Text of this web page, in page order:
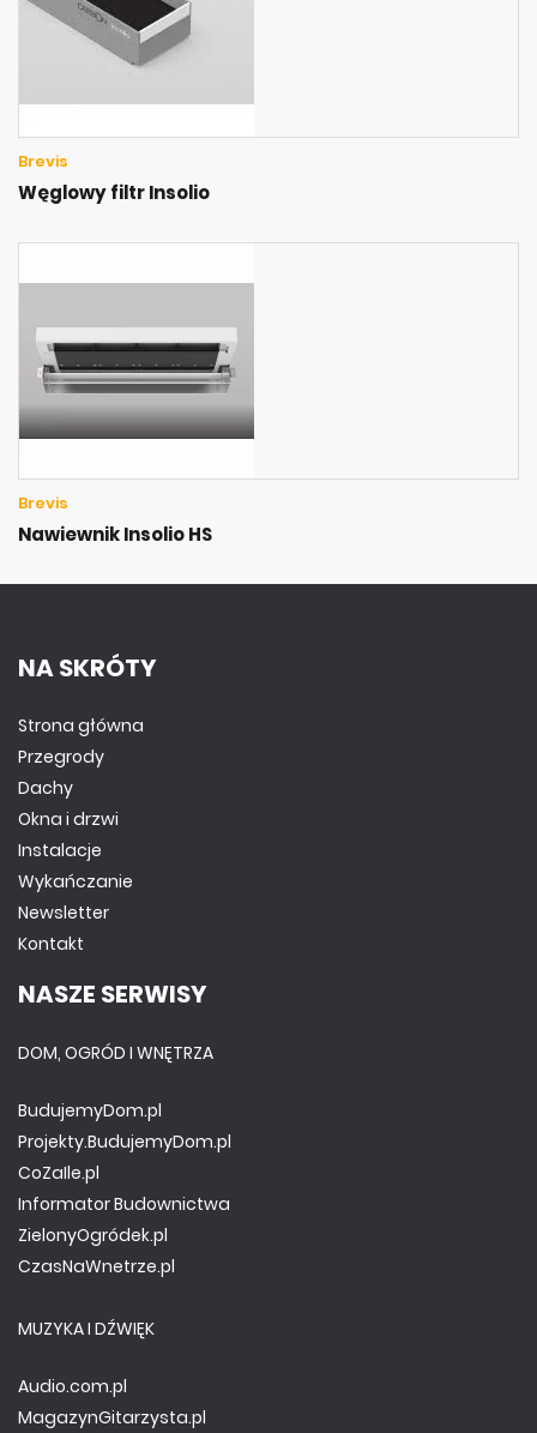
Brevis
Węglowy filtr Insolio
Brevis
Nawiewnik Insolio HS
NA SKRÓTY
Strona główna
Przegrody
Dachy
Okna i drzwi
Instalacje
Wykańczanie
Newsletter
Kontakt
NASZE SERWISY
DOM, OGRÓD I WNĘTRZA
BudujemyDom.pl
Projekty.BudujemyDom.pl
CoZaIle.pl
Informator Budownictwa
ZielonyOgródek.pl
CzasNaWnetrze.pl
MUZYKA I DŹWIĘK
Audio.com.pl
MagazynGitarzysta.pl